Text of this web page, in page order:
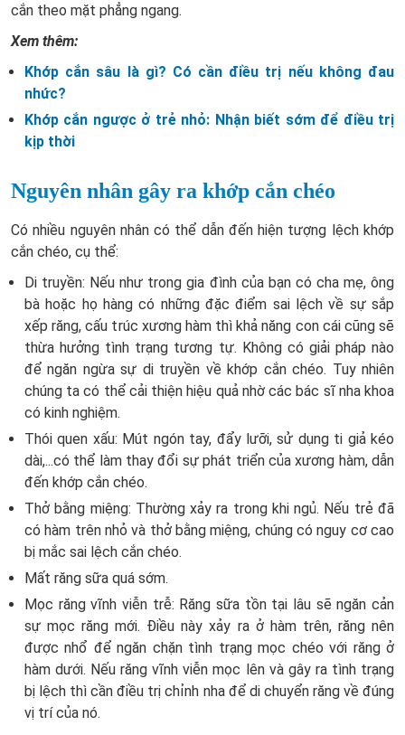
cắn theo mặt phẳng ngang.
Xem thêm:
Khớp cắn sâu là gì? Có cần điều trị nếu không đau
nhức?
Khớp cắn ngược ở trẻ nhỏ: Nhận biết sớm để điều trị
kịp thời
Nguyên nhân gây ra khớp cắn chéo
Có nhiều nguyên nhân có thể dẫn đến hiện tượng lệch khớp
cắn chéo, cụ thể:
Di truyền: Nếu như trong gia đình của bạn có cha mẹ, ông
bà hoặc họ hàng có những đặc điểm sai lệch về sự sắp
xếp răng, cấu trúc xương hàm thì khả năng con cái cũng sẽ
thừa hưởng tình trạng tương tự. Không có giải pháp nào
để ngăn ngừa sự di truyền về khớp cắn chéo. Tuy nhiên
chúng ta có thể cải thiện hiệu quả nhờ các bác sĩ nha khoa
có kinh nghiệm.
Thói quen xấu: Mút ngón tay, đẩy lưỡi, sử dụng ti giả kéo
dài,...có thể làm thay đổi sự phát triển của xương hàm, dẫn
đến khớp cắn chéo.
Thở bằng miệng: Thường xảy ra trong khi ngủ. Nếu trẻ đã
có hàm trên nhỏ và thở bằng miệng, chúng có nguy cơ cao
bị mắc sai lệch cắn chéo.
Mất răng sữa quá sớm.
Mọc răng vĩnh viễn trễ: Răng sữa tồn tại lâu sẽ ngăn cản
sự mọc răng mới. Điều này xảy ra ở hàm trên, răng nên
được nhổ để ngăn chặn tình trạng mọc chéo với răng ở
hàm dưới. Nếu răng vĩnh viễn mọc lên và gây ra tình trạng
bị lệch thì cần điều trị chỉnh nha để di chuyển răng về đúng
vị trí của nó.